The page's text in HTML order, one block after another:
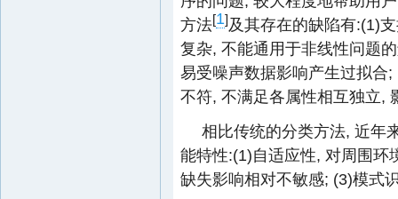
方法[1]及其存在的缺陷有:(1)
复杂, 不能通用于非线性问题
易受噪声数据影响产生过拟合
不符, 不满足各属性相互独立,
相比传统的分类方法, 近年
能特性:(1)自适应性, 对周围环
缺失影响相对不敏感; (3)模式